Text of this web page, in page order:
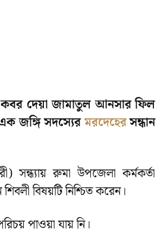
কবর দেয়া জামাতুল আনসার ফিল
এক জঙ্গি সদস্যেরমরদেহেরসন্ধান
সন্ধ্যায় রুমা উপজেলা কর্মকর্তা
বিষয়টি নিশ্চিত করেন।
পাওয়া যায় নি।